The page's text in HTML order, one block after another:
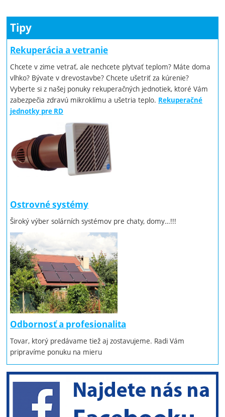
Tipy
Rekuperácia a vetranie
Chcete v zime vetrať, ale nechcete plytvať teplom? Máte doma
vlhko? Bývate v drevostavbe? Chcete ušetriť za kúrenie?
Vyberte si z našej ponuky rekuperačných jednotiek, ktoré Vám
zabezpečia zdravú mikroklímu a ušetria teplo. Rekuperačné
jednotky pre RD
Ostrovné systémy
Široký výber solárních systémov pre chaty, domy…!!!
Odbornosť a profesionalita
Tovar, ktorý predávame tiež aj zostavujeme. Radi Vám
pripravíme ponuku na mieru